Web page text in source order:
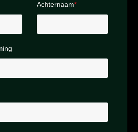
Achternaam*